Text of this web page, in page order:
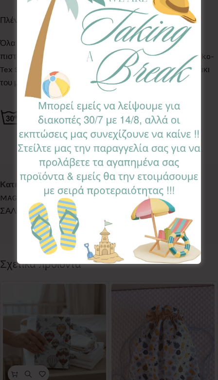
Πλένονται στο πλυντήριο ρούχων στους 30°C.
Όλα τα Υφάσματα της συλλογής μας είναι ελεγμένα &
πιστοποιημένα για βλαβερές ουσίες σύμφωνα με το Oeko-
Tex Standard 100, κατάλληλα για το ευαίσθητο δερματάκι
του μωρού σας.
Κωδικός προϊόντος:BIB-GS
Κατηγορίες:
ACCESSORIES CHRISTMAS
CHRISTMAS
MAGIC
LETS EAT, LETS WALK ΣΑΛΙΑΡΕΣ, ΣΑΛΙΑΡΕΣ
ΣΑΛΙΑΡΕΣ
Ετικέτα:
Christmas
Follow:
Σχετικά προϊόντα